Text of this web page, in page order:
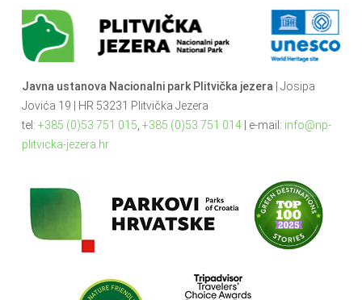
Javna ustanova Nacionalni park Plitvička jezera | Josipa
Jovića 19 | HR 53231 Plitvička Jezera
tel: +385 (0)53 751 015 +385 (0)53 751 014| e-mail: info@np-
plitvicka-jezera.hr